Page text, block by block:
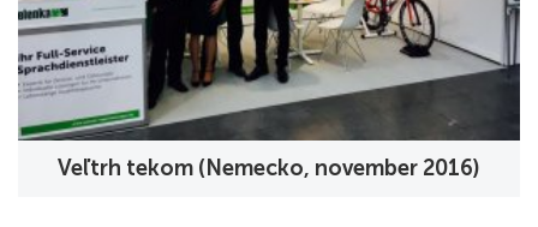
Veľtrh tekom (Nemecko, november 2016)